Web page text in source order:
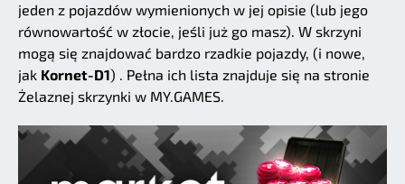
jeden z pojazdów wymienionych w jej opisie (lub jego
równowartość w złocie, jeśli już go masz). W skrzyni
mogą się znajdować bardzo rzadkie pojazdy, (i nowe,
jak Kornet-D1) . Pełna ich lista znajduje się na stronie
Żelaznej skrzynki w MY.GAMES.